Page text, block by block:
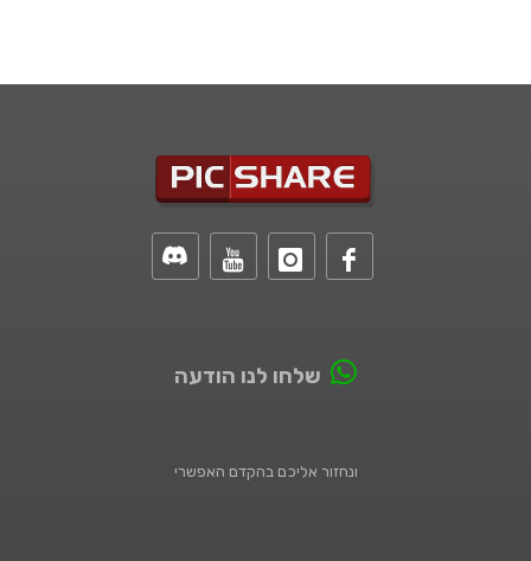
שלחו לנו הודעה
ונחזור אליכם בהקדם האפשרי